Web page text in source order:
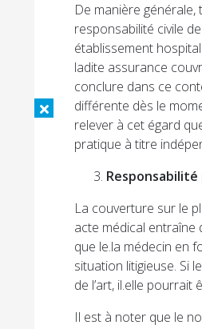
De manière générale,
responsabilité civile
établissement
ladite assurance
conclure dans ce
différente dès le
relever à cet égard
pratique à titre
Responsabilité
La couverture sur le
acte médical entraîne
que le.la médecin en
situation litigieuse. Si
de l’art, il.elle
Il est à noter que le